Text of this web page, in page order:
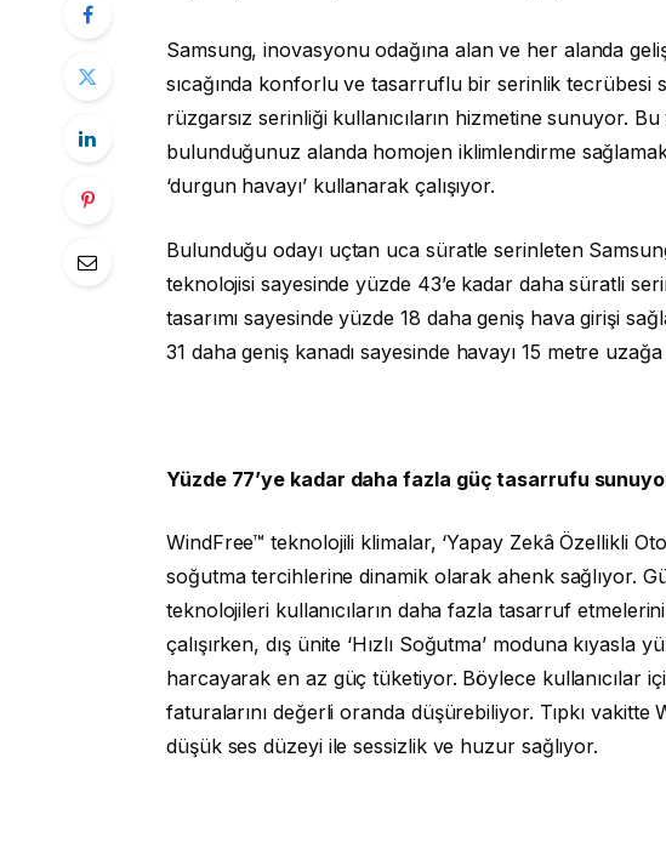
Samsung, inovasyonu odağına alan ve her alanda
sıcağında konforlu ve tasarruflu bir serinlik tecrübesi
rüzgarsız serinliği kullanıcıların hizmetine sunuyor.
bulunduğunuz alanda homojen iklimlendirme
‘durgun havayı’ kullanarak çalışıyor.
Bulunduğu odayı uçtan uca süratle serinleten
teknolojisi sayesinde yüzde 43’e kadar daha süratli
tasarımı sayesinde yüzde 18 daha geniş hava girişi
31 daha geniş kanadı sayesinde havayı 15 metre
Yüzde 77’ye kadar daha fazla güç tasarrufu
WindFree™ teknolojili klimalar, ‘Yapay Zekâ Özellikli
soğutma tercihlerine dinamik olarak ahenk sağlıyor.
teknolojileri kullanıcıların daha fazla tasarruf
çalışırken, dış ünite ‘Hızlı Soğutma’ moduna kıyasla
harcayarak en az güç tüketiyor. Böylece kullanıcılar
faturalarını değerli oranda düşürebiliyor. Tıpkı vakitte
düşük ses düzeyi ile sessizlik ve huzur sağlıyor.